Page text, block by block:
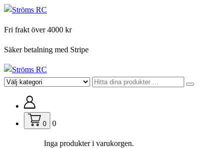
Hoppa
innehåll
Fri frakt över 4000 kr
Säker betalning med Stripe
För din hobby
0 0
Inga produkter i varukorgen.